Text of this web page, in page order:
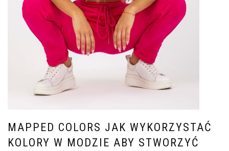
MAPPED COLORS JAK WYKORZYSTAĆ
KOLORY W MODZIE ABY STWORZYĆ